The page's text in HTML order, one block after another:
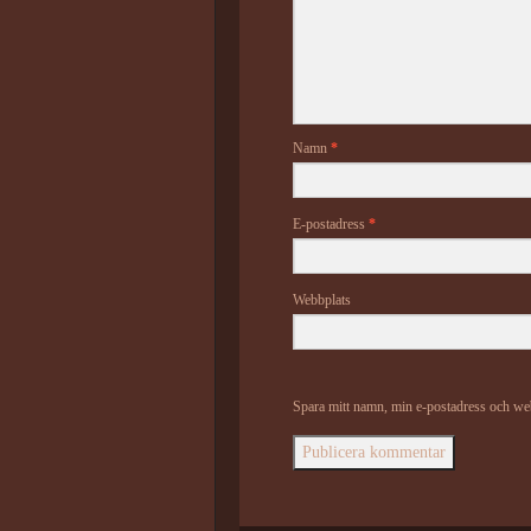
Namn *
E-postadress *
Webbplats
Spara mitt namn, min e-postadress och